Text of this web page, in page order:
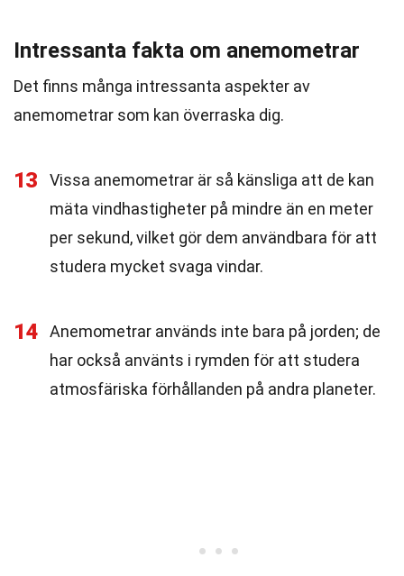
Intressanta fakta om anemometrar
Det finns många intressanta aspekter av
anemometrar som kan överraska dig.
13
Vissa anemometrar är så känsliga att de kan
mäta vindhastigheter på mindre än en meter
per sekund, vilket gör dem användbara för att
studera mycket svaga vindar.
14
Anemometrar används inte bara på jorden; de
har också använts i rymden för att studera
atmosfäriska förhållanden på andra planeter.